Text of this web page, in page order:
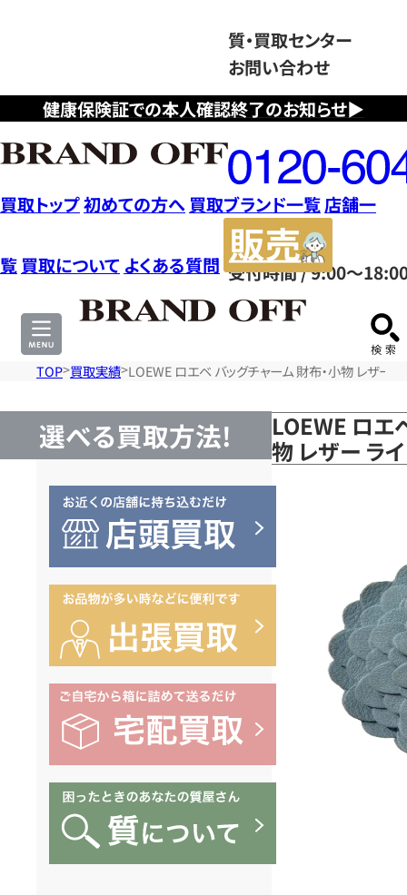
健康保険証での本人確認終了のお知らせ▶
質・買取センター
お問い合わせ
フ
リ
ー
ダ
イ
ヤ
ル
0120604117
受付時間 / 9:00～
買取トップ初めての方へ 買取ブランド一覧店舗一
覧 買取について よくある質問
サ
TOP 買取実績 LOEWE ロエベ バッグチャーム 財布・小物 レザー
選べる買取方法!
LOEWE ロエ
物 レザー ラ